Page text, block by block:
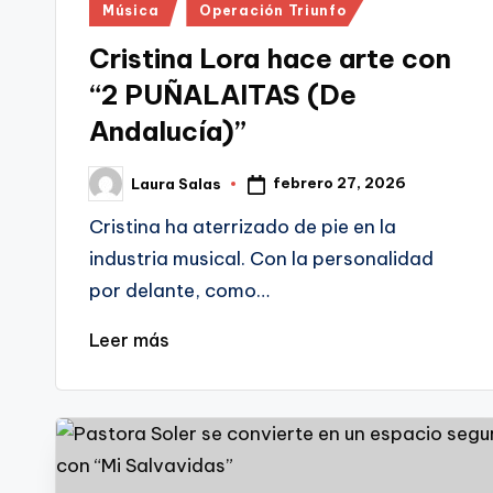
Publicado
Música Operación Triunfo
Cristina Lora hace arte con
“2 PUÑALAITAS (De
Andalucía)”
Publicado
por
Laura Salas febrero 27, 2026
Cristina ha aterrizado de pie en la
industria musical. Con la personalidad
por delante, como…
Leer más